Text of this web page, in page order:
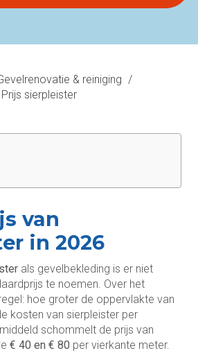
& reiniging /
Prijs sierpleister
van
in 2026
als gevelbekleding is er niet
te noemen. Over het
hoe groter de oppervlakte van
kosten van sierpleister per
schommelt de prijs van
€ 40 en € 80 per vierkante meter.